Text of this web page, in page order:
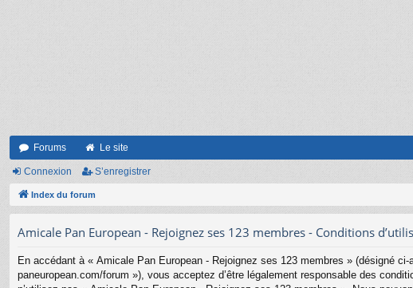
Forums Le site
Connexion S’enregistrer
Index du forum
Amicale Pan European - Rejoignez ses 123 membres - Conditions
En accédant à « Amicale Pan European - Rejoignez ses 123 membres » (désigné
paneuropean.com/forum »), vous acceptez d’être légalement responsable des